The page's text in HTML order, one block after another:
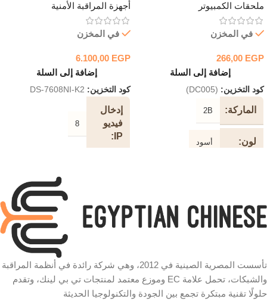
ملحقات الكمبيوتر
في المخزن
266,00 EGP
إضافة إلى السلة
كود التخزين: (DC005)
الماركة 2B
لون أسود
5 متر تمديد نوع الكابل
480 ميجابت في الثانية
شكل
أجهزة المراقبة الأمنية
في المخزن
6.100,00 EGP
إضافة إلى السلة
كود التخزين: DS-7608NI-K2
إدخال
فيديو
IP
8
الوارد
النطاق
الترددي
الصادر
تأسست المصرية الصينية في 2012، وهي شركة رائدة في أنظمة المراقبة
والشبكات، تحمل علامة EC وموزع معتمد لمنتجات تي بي لينك، وتقدم
حلولًا تقنية مبتكرة تجمع بين الجودة والتكنولوجيا الحديثة